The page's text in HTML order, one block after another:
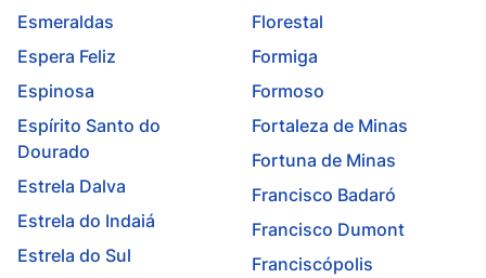
Esmeraldas
Espera Feliz
Espinosa
Espírito Santo do
Dourado
Estrela Dalva
Estrela do Indaiá
Estrela do Sul
Florestal
Formiga
Formoso
Fortaleza de Minas
Fortuna de Minas
Francisco Badaró
Francisco Dumont
Franciscópolis